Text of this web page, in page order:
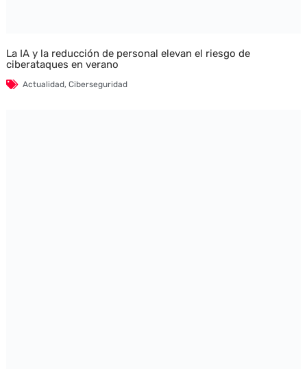
La IA y la reducción de personal elevan el riesgo de
ciberataques en verano
Actualidad, Ciberseguridad